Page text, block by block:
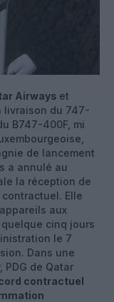
Airways et
livraison du 747-
B747-400F, mi
de lancement
a annulé au
la réception de
Elle
aux
cinq jours
le 7
Dans une
PDG de Qatar
contractuel